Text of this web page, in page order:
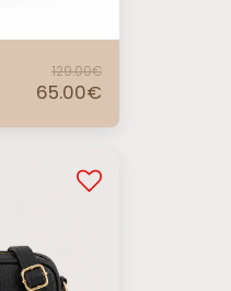
129.00€
65.00€